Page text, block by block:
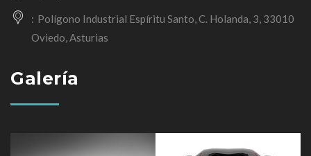
Polígono Industrial Espíritu Santo, C. Holanda, 3, 33010
Oviedo, Asturias
Galería